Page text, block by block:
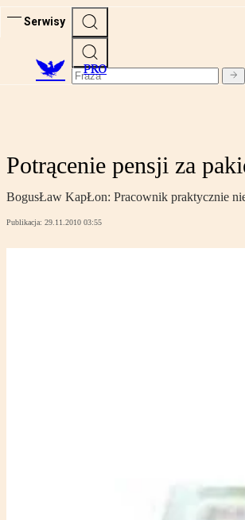
Serwisy
PRO
Potrącenie pensji za
BogusŁaw KapŁon: Pracownik praktycznie
Publikacja: 29.11.2010 03:55